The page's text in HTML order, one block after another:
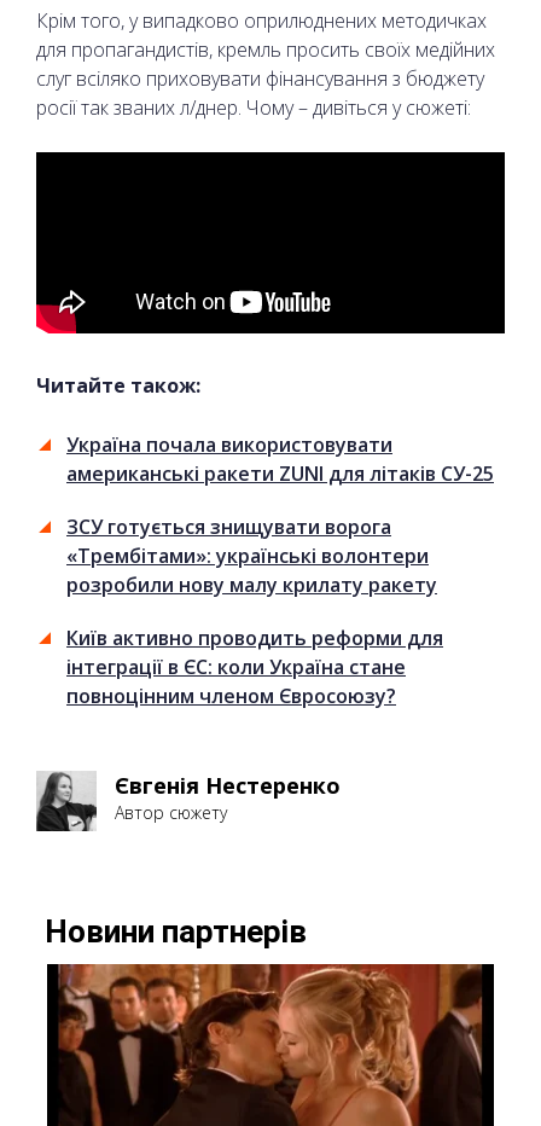
Крім того, у випадково оприлюднених методичках
для пропагандистів, кремль просить своїх медійних
слуг всіляко приховувати фінансування з бюджету
росії так званих л/днер. Чому – дивіться у сюжеті:
Читайте також:
Україна почала використовувати
американські ракети ZUNI для літаків СУ-25
ЗСУ готується знищувати ворога
«Трембітами»: українські волонтери
розробили нову малу крилату ракету
Київ активно проводить реформи для
інтеграції в ЄС: коли Україна стане
повноцінним членом Євросоюзу?
Євгенія Нестеренко
Автор сюжету